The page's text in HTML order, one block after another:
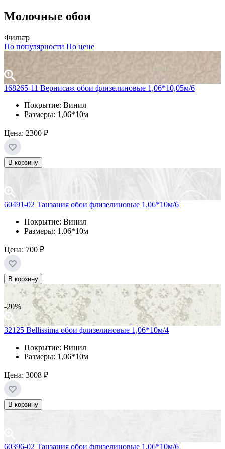
Молочные обои
Фильтр
По популярности По цене
168265-11 Вернисаж обои флизелиновые 1,06*10,05м/6
Покрытие: Винил
Размеры: 1,06*10м
Цена: 2300 ₽
В корзину
60491-02 Танзания обои флизелиновые 1,06*10м/6
Покрытие: Винил
Размеры: 1,06*10м
Цена: 700 ₽
В корзину
-20%
32125 Bellissima обои флизелиновые 1,06*10м/4
Покрытие: Винил
Размеры: 1,06*10м
Цена: 3008 ₽
В корзину
60396-02 Танзания обои флизелиновые 1,06*10м/6